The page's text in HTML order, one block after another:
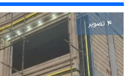
4 تصویر